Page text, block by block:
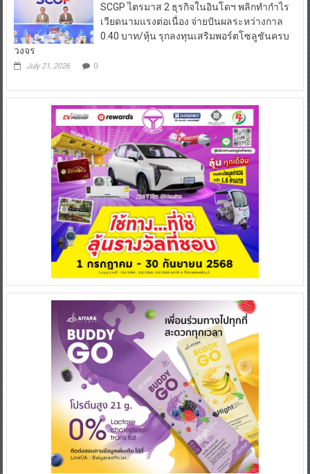
SCGP ไตรมาส 2 ธุรกิจในอินโดฯ พลิกทำกำไร
เวียดนามแรงต่อเนื่อง จ่ายปันผลระหว่างกาล
0.40 บาท/หุ้น รุกลงทุนเสริมพอร์ตโซลูชันครบ
วงจร
July 21, 2026 0